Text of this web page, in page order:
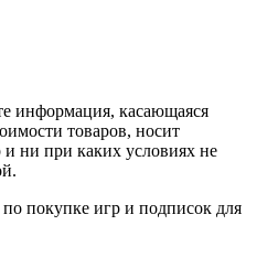
информация, касающаяся
товаров, носит
ни при каких условиях не
покупке игр и подписок для